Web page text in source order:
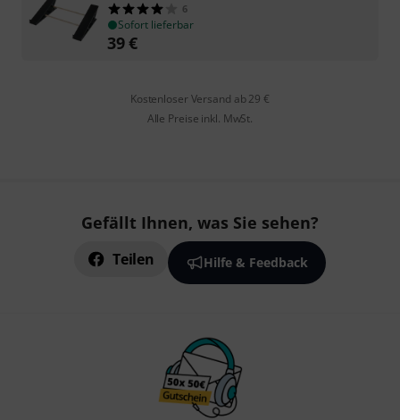
6
Sofort lieferbar
39€
Kostenloser Versand ab 29 €
Alle Preise inkl. MwSt.
Gefällt Ihnen, was Sie sehen?
Teilen Hilfe & Feedback